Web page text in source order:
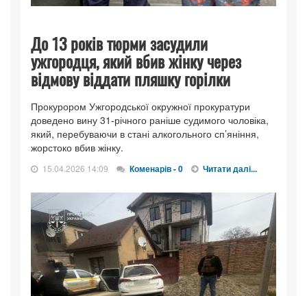
До 13 років тюрми засудили
ужгородця, який вбив жінку через
відмову віддати пляшку горілки
Прокурором Ужгородської окружної прокуратури
доведено вину 31-річного раніше судимого чоловіка,
який, перебуваючи в стані алкогольного сп’яніння,
жорстоко вбив жінку.
15.04.2026 14:09 Коменарів - 0 Читати далі...